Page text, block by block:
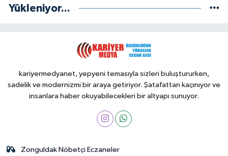
Yükleniyor...
kariyermedyanet, yepyeni temasıyla sizleri buluştururken,
sadelik ve modernizmi bir araya getiriyor. Şatafattan kaçınıyor ve
insanlara haber okuyabilecekleri bir altyapı sunuyor.
Zonguldak Nöbetçi Eczaneler